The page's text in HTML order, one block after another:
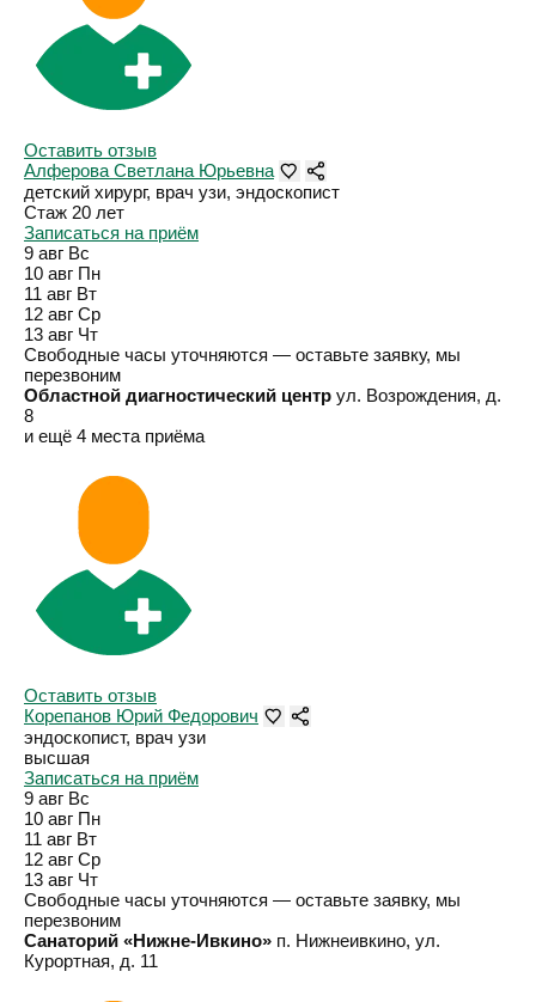
Оставить отзыв
Алферова Светлана Юрьевна
детский хирург, врач узи, эндоскопист
Стаж 20 лет
Записаться на приём
9 авг Вс
10 авг Пн
11 авг Вт
12 авг Ср
13 авг Чт
Свободные часы уточняются — оставьте заявку, мы
перезвоним
Областной диагностический центр ул. Возрождения, д.
8
и ещё 4 места приёма
Оставить отзыв
Корепанов Юрий Федорович
эндоскопист, врач узи
высшая
Записаться на приём
9 авг Вс
10 авг Пн
11 авг Вт
12 авг Ср
13 авг Чт
Свободные часы уточняются — оставьте заявку, мы
перезвоним
Санаторий «Нижне-Ивкино» п. Нижнеивкино, ул.
Курортная, д. 11